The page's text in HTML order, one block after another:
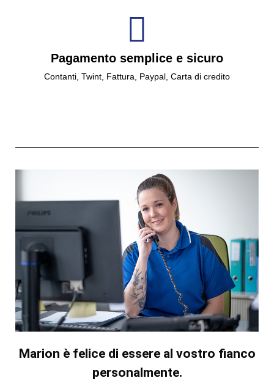
Pagamento semplice e sicuro
Contanti, Twint, Fattura, Paypal, Carta di credito
Marion è felice di essere al vostro fianco
personalmente.